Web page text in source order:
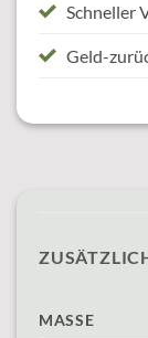
Schneller
Geld-
MASSE